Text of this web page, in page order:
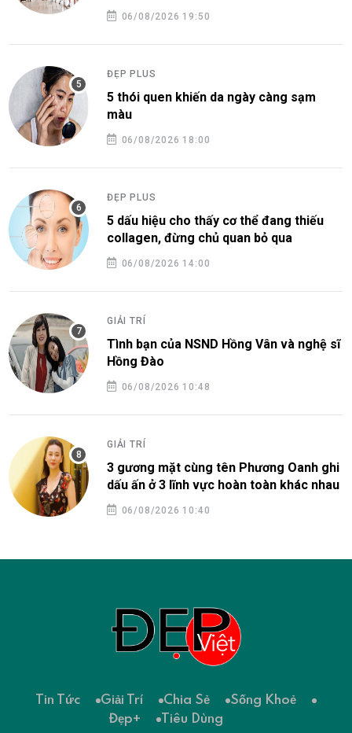
06/08/2026 19:50
ĐẸP PLUS
5 thói quen khiến da ngày càng sạm
màu
06/08/2026 18:00
ĐẸP PLUS
5 dấu hiệu cho thấy cơ thể đang thiếu
collagen, đừng chủ quan bỏ qua
06/08/2026 14:00
GIẢI TRÍ
Tình bạn của NSND Hồng Vân và nghệ sĩ
Hồng Đào
06/08/2026 10:48
GIẢI TRÍ
3 gương mặt cùng tên Phương Oanh ghi
dấu ấn ở 3 lĩnh vực hoàn toàn khác nhau
06/08/2026 10:40
Tin Tức Giải Trí Chia Sẻ
Sống Khoẻ
Đẹp+
Tiêu Dùng